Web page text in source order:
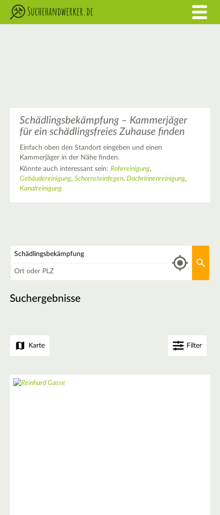
Schädlingsbekämpfung – Kammerjäger
für ein schädlingsfreies Zuhause finden
Einfach oben den Standort eingeben und einen
Kammerjäger in der Nähe finden.
Könnte auch interessant sein: Rohrreinigung,
Gebäudereinigung, Schornsteinfegen, Dachrinnenreinigung,
Kanalreinigung
Suchergebnisse
Karte Filter
+